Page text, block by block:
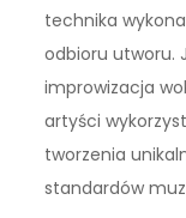
technika
odbioru utworu.
improwizacja
artyści
tworzenia
standardów